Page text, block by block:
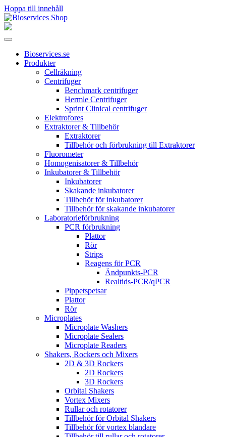
Hoppa till innehåll
Huvudnavigering
Bioservices.se
Produkter
Cellräkning
Centrifuger
Benchmark centrifuger
Hermle Centrifuger
Sprint Clinical centrifuger
Elektrofores
Extraktorer & Tillbehör
Extraktorer
Tillbehör och förbrukning till Extraktorer
Fluorometer
Homogenisatorer & Tillbehör
Inkubatorer & Tillbehör
Inkubatorer
Skakande inkubatorer
Tillbehör för inkubatorer
Tillbehör för skakande inkubatorer
Laboratorieförbrukning
PCR förbrukning
Plattor
Rör
Strips
Reagens för PCR
Ändpunkts-PCR
Realtids-PCR/qPCR
Pippetspetsar
Plattor
Rör
Microplates
Microplate Washers
Microplate Sealers
Microplate Readers
Shakers, Rockers och Mixers
2D & 3D Rockers
2D Rockers
3D Rockers
Orbital Shakers
Vortex Mixers
Rullar och rotatorer
Tillbehör för Orbital Shakers
Tillbehör för vortex blandare